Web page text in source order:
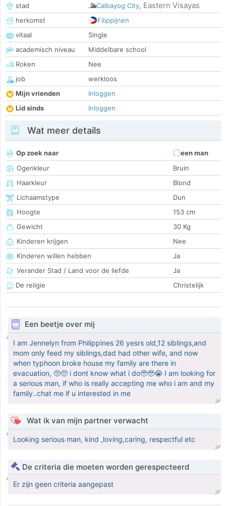
stad
Calbayog City, Eastern Visayas
herkomst
Filippijnen
vitaal
Single
academisch niveau
Middelbare school
Roken
Nee
job
werkloos
Mijn vrienden
Inloggen
Lid sinds
Inloggen
Wat meer details
Op zoek naar
een man
Ogenkleur
Bruin
Haarkleur
Blond
Lichaamstype
Dun
Hoogte
153 cm
Gewicht
30 Kg
Kinderen krijgen
Nee
Kinderen willen hebben
Ja
Verander Stad / Land voor de liefde
Ja
De religie
Christelijk
Een beetje over mij
I am Jennelyn from Philippines 26 yesrs old,12 siblings,and
mom only feed my siblings,dad had other wife, and now
when typhoon broke house my family are there in
evacuation, 🥺🥺 i dont know what i do🥹🥹😭 I am looking for
a serious man, if who is really accepting me who i am and my
family..chat me if u interested in me
Wat ik van mijn partner verwacht
Looking serious man, kind ,loving,caring, respectful etc
De criteria die moeten worden gerespecteerd
Er zijn geen criteria aangepast